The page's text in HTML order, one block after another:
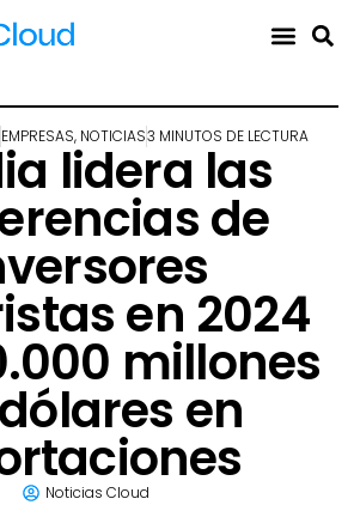
EMPRESAS, NOTICIAS3 MINUTOS DE LECTURA
lidera las
de
en 2024
millones
en
Noticias Cloud